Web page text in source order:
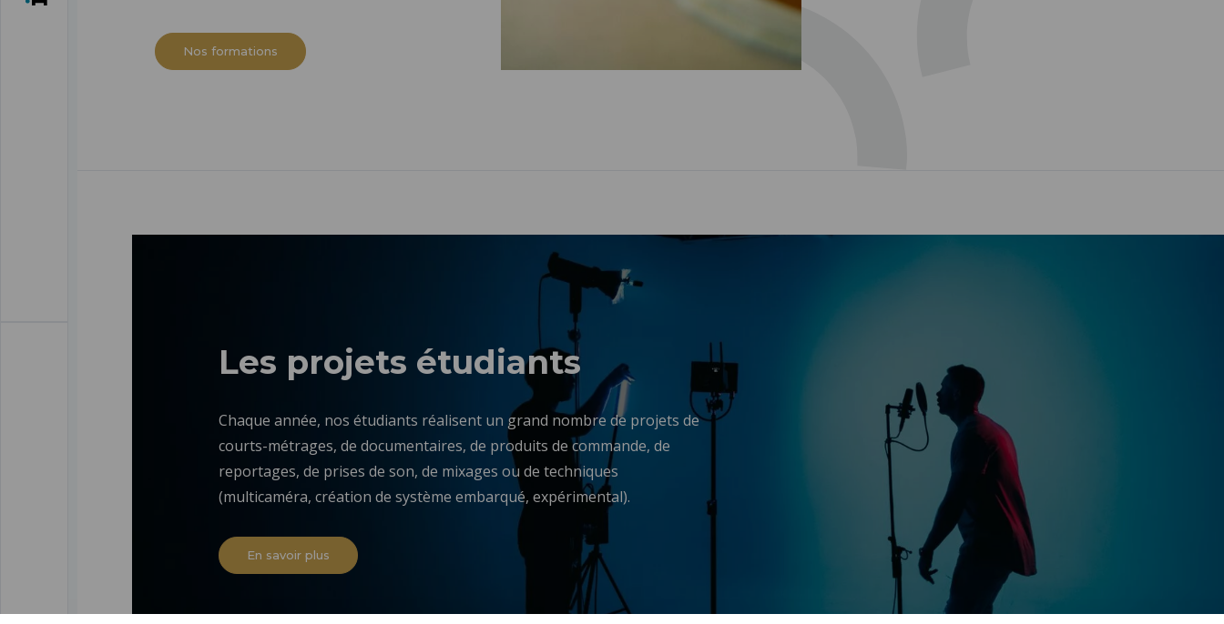
Nos formations
Les projets étudiants
Chaque année, nos étudiants réalisent un grand nombre de projets de
courts-métrages, de documentaires, de produits de commande, de
reportages, de prises de son, de mixages ou de techniques
(multicaméra, création de système embarqué, expérimental).
En savoir plus